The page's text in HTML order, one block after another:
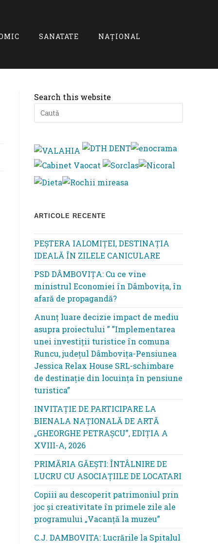
SANATATE NAȚIONAL
Search this website
ARTICOLE RECENTE
PEȘTERA IALOMIȚEI, DESTINAȚIA
IDEALĂ ÎN ZILELE CANICULARE
PSD DÂMBOVIȚA: Cu ce vine
ministrul Economiei în Dâmbovița, în
afară de propagandă?
Anunț luare decizie impact de mediu
asupra proiectului ” ”Implementarea
unei investiții turistice în comuna
Runcu, județul Dâmbovița-Pensiunea
Jessica Relax House SRL-schimbare
de destinație din locuința în pensiune
turistica”
INVITAȚIE DE PARTICIPARE LA
BIENALA NAȚIONALĂ DE ARTĂ
„GHEORGHE PETRAȘCU”, EDIŢIA A
XVIII-A, 2026
PRIMĂRIA GĂEȘTI: ÎNTÂLNIRE DE
LUCRU CU ASOCIAȚIILE DE LOCATARI
Copiii au descoperit patrimoniul prin
joc și creativitate în primele zile ale
programului „Vacanță la muzeu”
C.J. DAMBOVITA: Lucrările la Spitalul